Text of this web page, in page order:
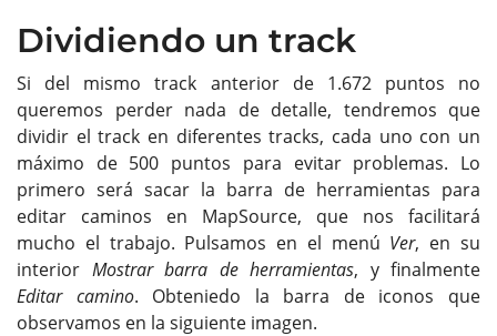
Dividiendo un track
Si del mismo track anterior de 1.672 puntos no
queremos perder nada de detalle, tendremos que
dividir el track en diferentes tracks, cada uno con un
máximo de 500 puntos para evitar problemas. Lo
primero será sacar la barra de herramientas para
editar caminos en MapSource, que nos facilitará
mucho el trabajo. Pulsamos en el menú Ver, en su
interior Mostrar barra de herramientas, y finalmente
Editar camino. Obteniedo la barra de iconos que
observamos en la siguiente imagen.